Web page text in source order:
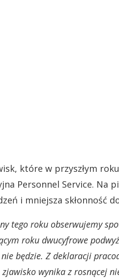
które w przyszłym
Personnel Service. Na
i mniejsza skłonność
tego roku obserwujemy
roku dwucyfrowe
będzie. Z deklaracji
wynika z rosnącej